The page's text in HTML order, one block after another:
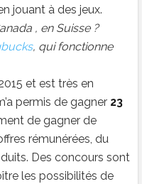
jouant à des jeux.
, en Suisse ?
, qui fonctionne
et est très en
permis de gagner 23
de gagner de
rémunérées, du
Des concours sont
les possibilités de